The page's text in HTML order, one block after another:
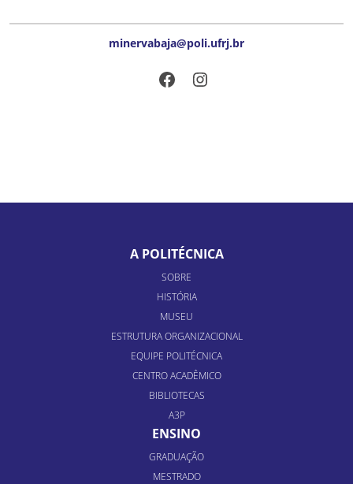
minervabaja@poli.ufrj.br
FacebookInstagram
A POLITÉCNICA
SOBRE
HISTÓRIA
MUSEU
ESTRUTURA ORGANIZACIONAL
EQUIPE POLITÉCNICA
CENTRO ACADÊMICO
BIBLIOTECAS
A3P
ENSINO
GRADUAÇÃO
MESTRADO